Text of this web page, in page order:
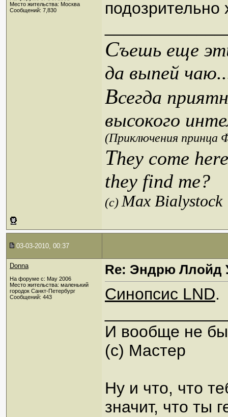
Место жительства: Москва
Сообщений: 7,830
подозрительно
Съешь еще
да выпей
Всегда
высокого
(Приключения принца
They come
they find me?
(c)Max Bialystock
03-03-2010, 00:37
Donna
На форуме с: May 2006
Место жительства: маленький
городок Санкт-Петербург
Сообщений: 443
Re: Эндрю Ллойд
Синопсис LND.
И вообще не
(с) Мастер
Ну и что, что
значит, что ты